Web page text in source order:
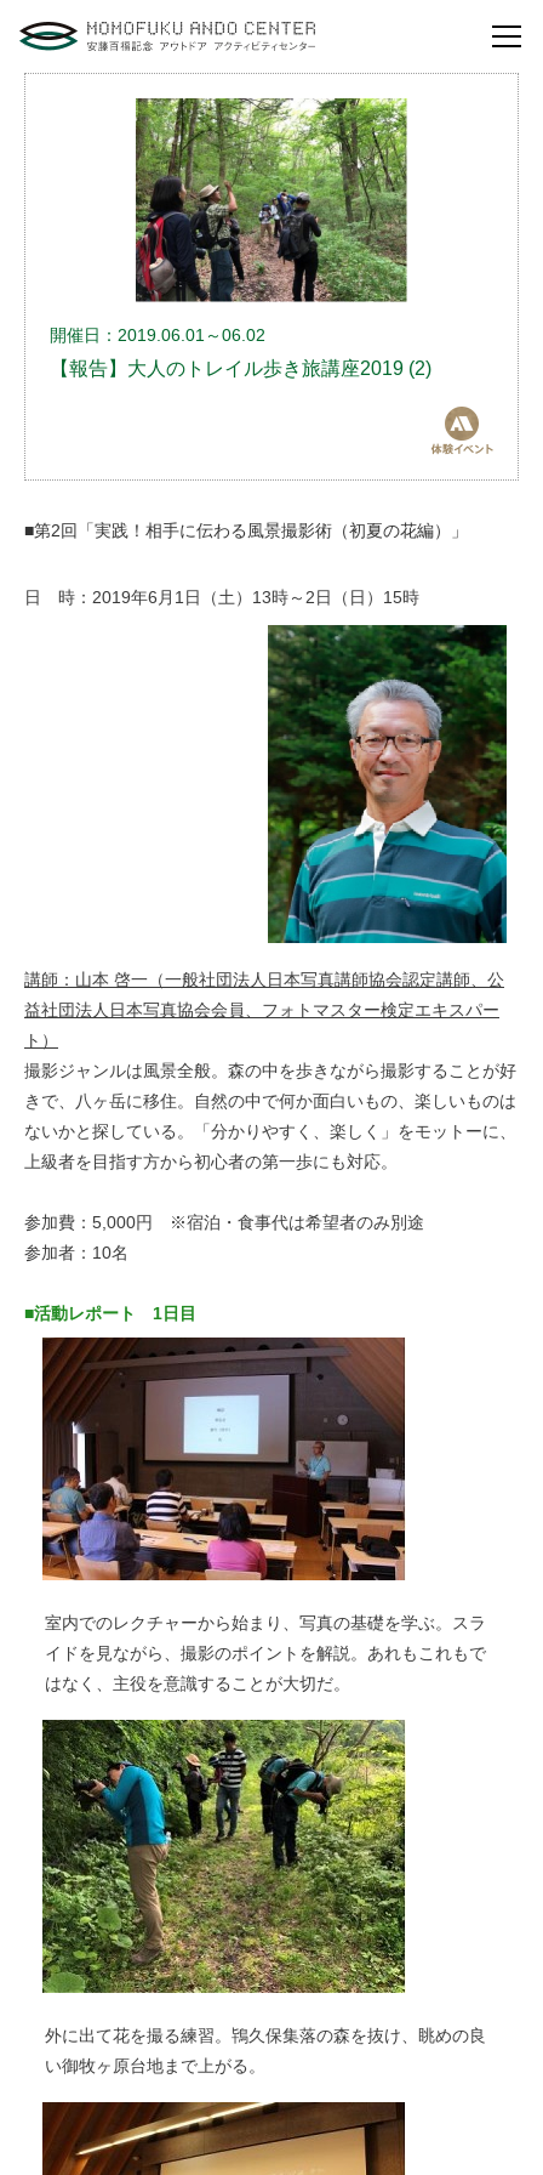
自然体験活動とは？
安藤百福センターの役割とビジョン
研修・講演
体験イベント
安藤百福センターのご案内
よくあるご質問
利用お申し込み
開催日：2019.06.01～06.02
【報告】大人のトレイル歩き旅講座2019 (2)
■第2回「実践！相手に伝わる風景撮影術（初夏の花編）」
日 時：2019年6月1日（土）13時～2日（日）15時
講師：山本 啓一（一般社団法人日本写真講師協会認定講師、公
益社団法人日本写真協会会員、フォトマスター検定エキスパー
ト）
撮影ジャンルは風景全般。森の中を歩きながら撮影することが好
きで、八ヶ岳に移住。自然の中で何か面白いもの、楽しいものは
ないかと探している。「分かりやすく、楽しく」をモットーに、
上級者を目指す方から初心者の第一歩にも対応。
参加費：5,000円 ※宿泊・食事代は希望者のみ別途
参加者：10名
■活動レポート 1日目
室内でのレクチャーから始まり、写真の基礎を学ぶ。スラ
イドを見ながら、撮影のポイントを解説。あれもこれもで
はなく、主役を意識することが大切だ。
外に出て花を撮る練習。鴇久保集落の森を抜け、眺めの良
い御牧ヶ原台地まで上がる。